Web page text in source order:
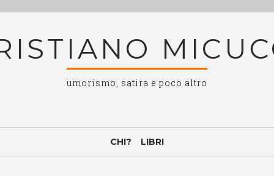
umorismo, satira e poco altro
CHI? LIBRI